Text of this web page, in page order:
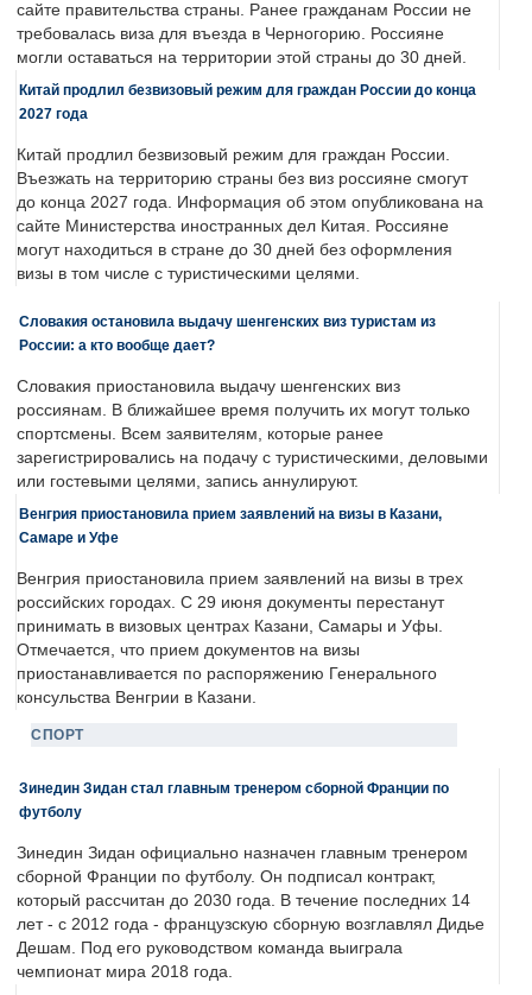
сайте правительства страны. Ранее гражданам России не
требовалась виза для въезда в Черногорию. Россияне
могли оставаться на территории этой страны до 30 дней.
Китай продлил безвизовый режим для граждан России до конца
2027 года
Китай продлил безвизовый режим для граждан России.
Въезжать на территорию страны без виз россияне смогут
до конца 2027 года. Информация об этом опубликована на
сайте Министерства иностранных дел Китая. Россияне
могут находиться в стране до 30 дней без оформления
визы в том числе с туристическими целями.
Словакия остановила выдачу шенгенских виз туристам из
России: а кто вообще дает?
Словакия приостановила выдачу шенгенских виз
россиянам. В ближайшее время получить их могут только
спортсмены. Всем заявителям, которые ранее
зарегистрировались на подачу с туристическими, деловыми
или гостевыми целями, запись аннулируют.
Венгрия приостановила прием заявлений на визы в Казани,
Самаре и Уфе
Венгрия приостановила прием заявлений на визы в трех
российских городах. С 29 июня документы перестанут
принимать в визовых центрах Казани, Самары и Уфы.
Отмечается, что прием документов на визы
приостанавливается по распоряжению Генерального
консульства Венгрии в Казани.
СПОРТ
Зинедин Зидан стал главным тренером сборной Франции по
футболу
Зинедин Зидан официально назначен главным тренером
сборной Франции по футболу. Он подписал контракт,
который рассчитан до 2030 года. В течение последних 14
лет - с 2012 года - французскую сборную возглавлял Дидье
Дешам. Под его руководством команда выиграла
чемпионат мира 2018 года.